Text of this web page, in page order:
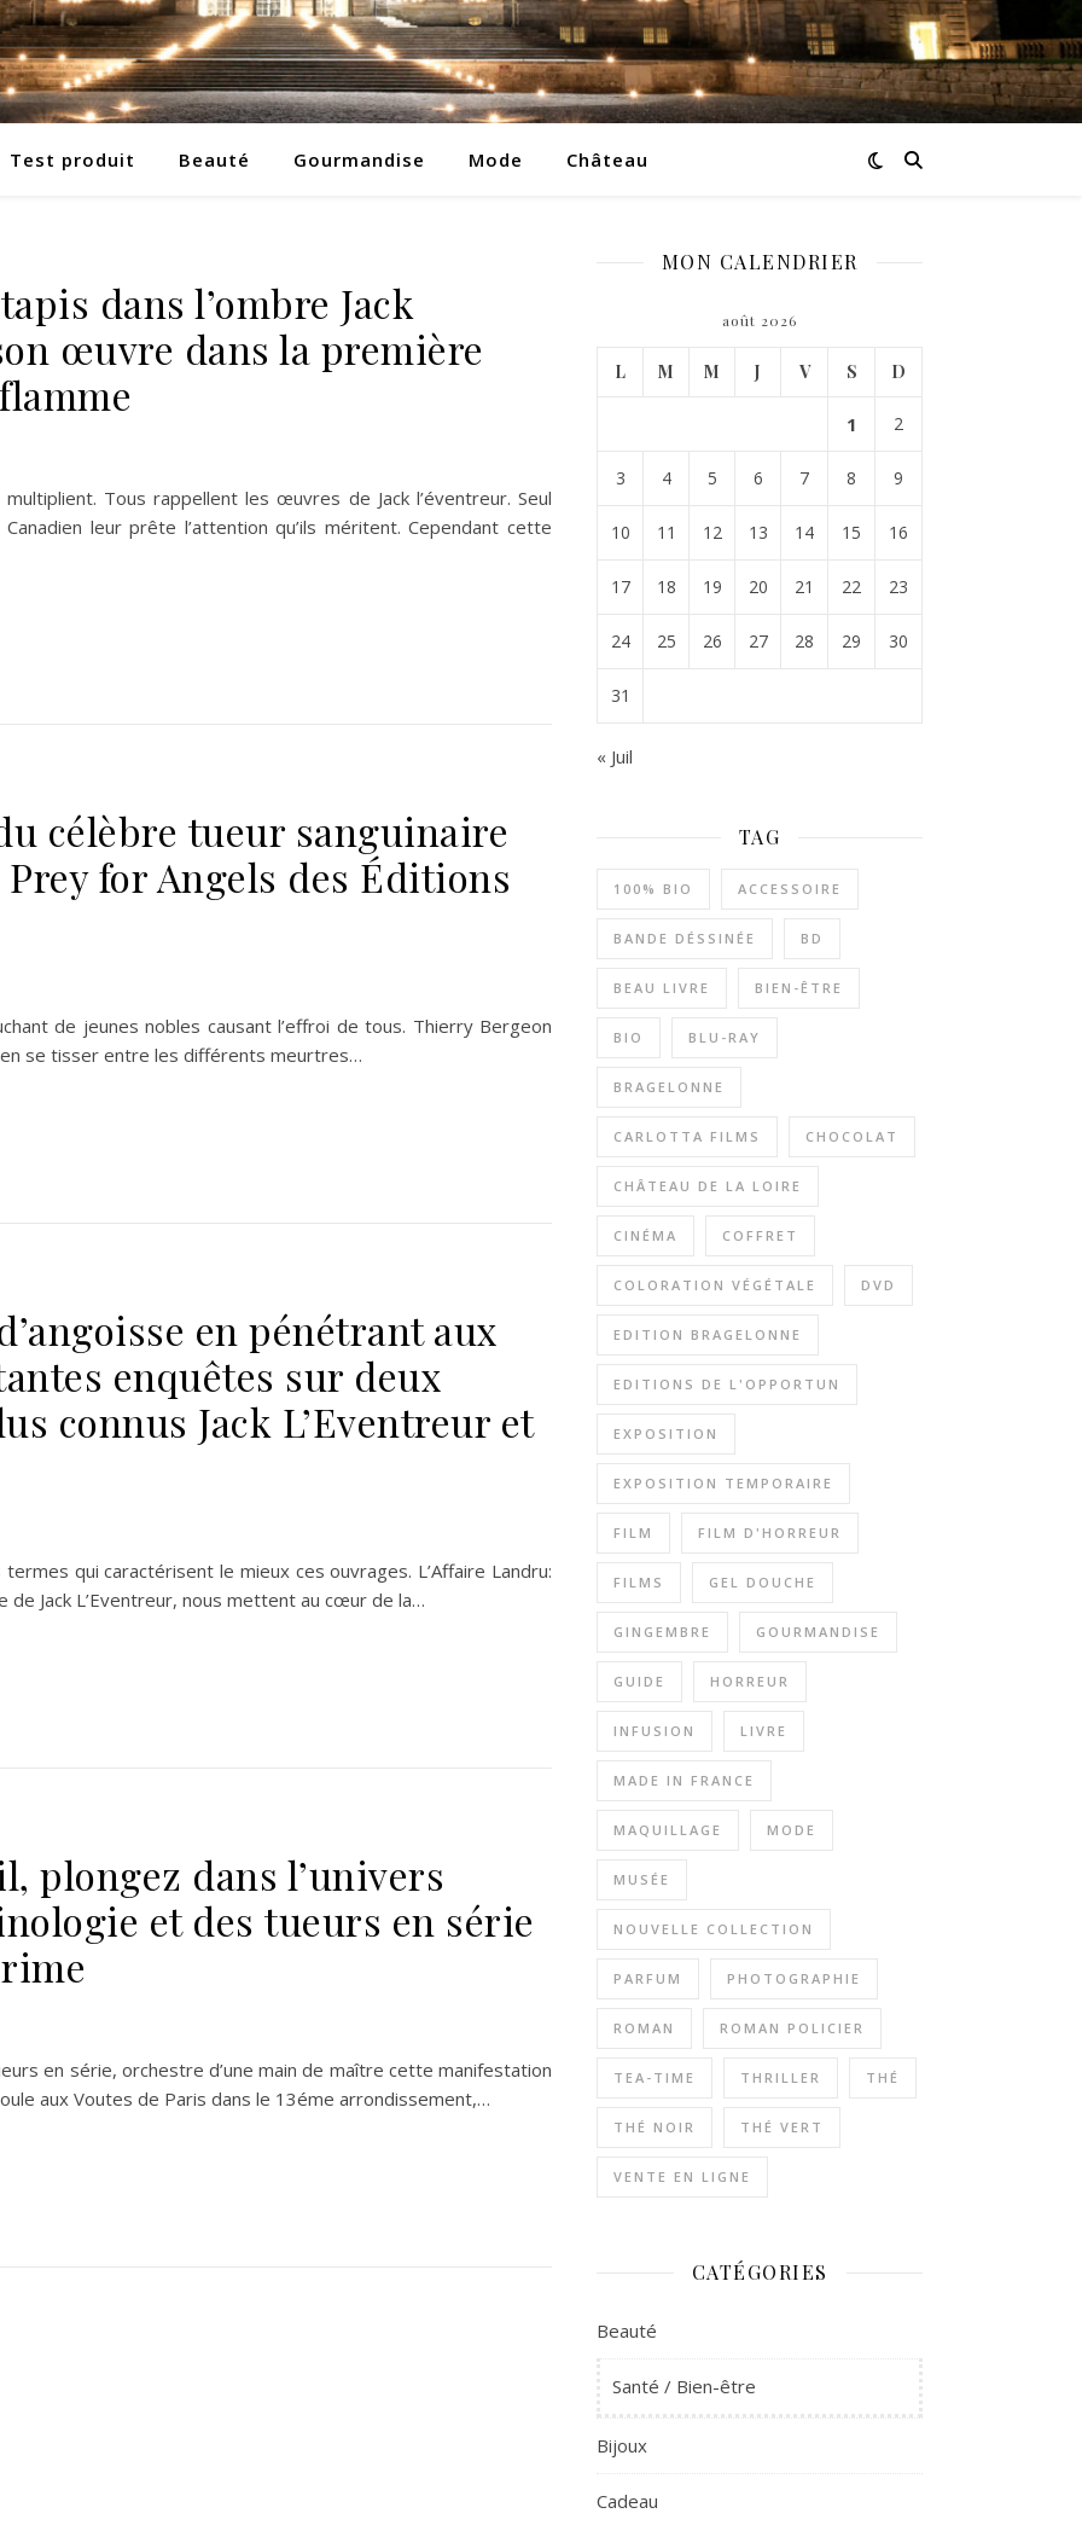
Test produit Beauté Gourmandise Mode Château
dans l’ombre Jack
œuvre dans la première
Tous rappellent les œuvres de Jack l’éventreur. Seul
leur prête l’attention qu’ils méritent. Cependant cette
célèbre tueur sanguinaire
Prey for Angels des Éditions
de jeunes nobles causant l’effroi de tous. Thierry Bergeon
se tisser entre les différents meurtres…
en pénétrant aux
enquêtes sur deux
connus Jack L’Eventreur et
qui caractérisent le mieux ces ouvrages. L’Affaire Landru:
Jack L’Eventreur, nous mettent au cœur de la…
plongez dans l’univers
et des tueurs en série
en série, orchestre d’une main de maître cette manifestation
aux Voutes de Paris dans le 13éme arrondissement,…
MON CALENDRIER
août 2026
L M M J V S D
1 2
3 4 5 6 7 8 9
10 11 12 13 14 15 16
17 18 19 20 21 22 23
24 25 26 27 28 29 30
31
« Juil
TAG
100% BIO ACCESSOIRE
BANDE DÉSSINÉE BD
BEAU LIVRE BIEN-ÊTRE
BIO BLU-RAY
BRAGELONNE
CARLOTTA FILMS CHOCOLAT
CHÂTEAU DE LA LOIRE
CINÉMA COFFRET
COLORATION VÉGÉTALE DVD
EDITION BRAGELONNE
EDITIONS DE L'OPPORTUN
EXPOSITION
EXPOSITION TEMPORAIRE
FILM FILM D'HORREUR
FILMS GEL DOUCHE
GINGEMBRE GOURMANDISE
GUIDE HORREUR
INFUSION LIVRE
MADE IN FRANCE
MAQUILLAGE MODE
MUSÉE
NOUVELLE COLLECTION
PARFUM PHOTOGRAPHIE
ROMAN ROMAN POLICIER
TEA-TIME THRILLER THÉ
THÉ NOIR THÉ VERT
VENTE EN LIGNE
CATÉGORIES
Beauté
Santé / Bien-être
Bijoux
Cadeau